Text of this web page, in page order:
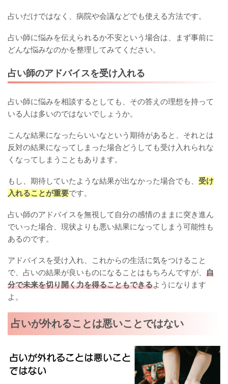
占いだけではなく、病院や会議などでも使える方法です。
占い師に悩みを伝えられるか不安という場合は、まず事前に
どんな悩みなのかを整理してみてください。
占い師のアドバイスを受け入れる
占い師に悩みを相談するとしても、その答えの理想を持って
いる人は多いのではないでしょうか。
こんな結果になったらいいなという期待があると、それとは
反対の結果になってしまった場合どうしても受け入れられな
くなってしまうこともあります。
もし、期待していたような結果が出なかった場合でも、 受け
入れることが重要です。
占い師のアドバイスを無視して自分の感情のままに突き進ん
でいった場合、現状よりも悪い結果になってしまう可能性も
あるのです。
アドバイスを受け入れ、これからの生活に気をつけること
で、占いの結果が良いものになることはもちろんですが、 自
分で未来を切り開く力を得ることもできるようになります
よ。
占いが外れることは悪いことではない